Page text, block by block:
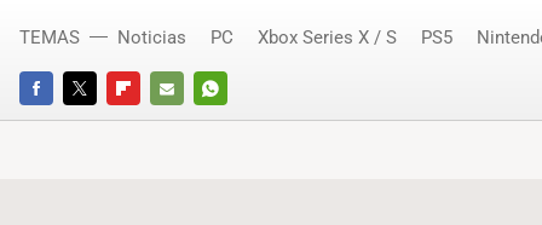
FACEBOOKTWITTERFLIPBOARD
E-
WHATSAPP
TEMAS Noticias PC Xbox Series X / S PS5